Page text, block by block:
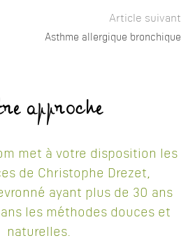
Article suivant
Asthme allergique bronchique
approche
met à votre disposition les
de Christophe Drezet,
ayant plus de 30 ans
les méthodes douces et
naturelles.